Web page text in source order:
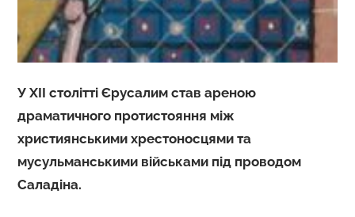
У XII столітті Єрусалим став ареною
драматичного протистояння між
християнськими хрестоносцями та
мусульманськими військами під проводом
Саладіна.